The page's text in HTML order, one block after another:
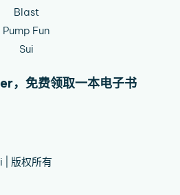
Blast
Pump Fun
Sui
，免费领取一本电子书
版权所有